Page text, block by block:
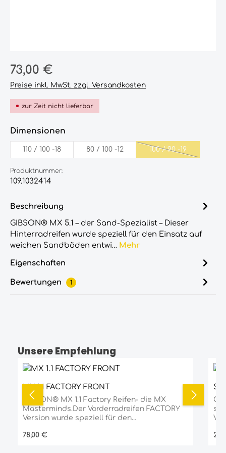
Regulärer Preis:
73,00 €
Preise inkl. MwSt. zzgl. Versandkosten
zur Zeit nicht lieferbar
Dimensionen
110‎ ‎/‎ 100‎ ‎-18‎‎ 80‎ /‎ 100‎ -12‎ 100‎ /‎ 90‎ -19‎
(Diese Option
Produktnummer:
109.1032414
Beschreibung
GIBSON® MX 5.1 – der Sand-Spezialist – Dieser
Hinterradreifen wurde speziell für den Einsatz auf
weichen Sandböden entwi… Mehr
Eigenschaften
Bewertungen 1
Produktgalerie überspringen
Unsere Empfehlung
Durchschnittliche Bewertung von 5
MX 1.1 FACTORY FRONT
GIBSON® MX 1.1 Factory Reifen- die MX
Masterminds.Der Vorderradreifen FACTORY
Version wurde speziell für den
GIBSON®TYRE TECH “Factory-Tyre“
Regulärer Preis:
78,00 €